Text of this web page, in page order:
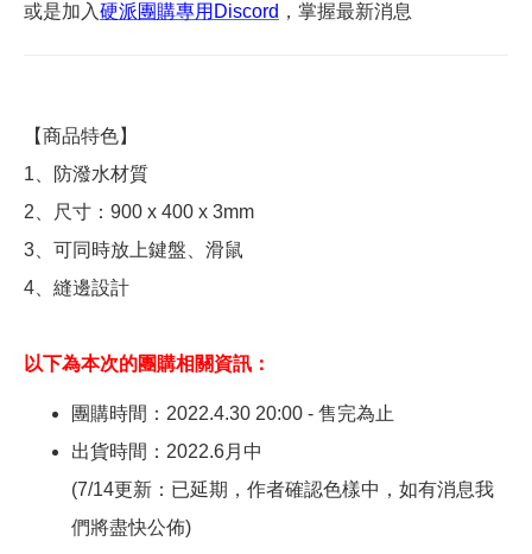
或是加入硬派團購專用Discord ，掌握最新消息
【商品特色】
1、防潑水材質
2、尺寸：900 x 400 x 3mm
3、可同時放上鍵盤、滑鼠
4、縫邊設計
以下為本次的團購相關資訊：
團購時間：2022.4.30 20:00 - 售完為止
出貨時間：2022.6月中
(7/14更新：已延期，作者確認色樣中，如有消息我
們將盡快公佈)